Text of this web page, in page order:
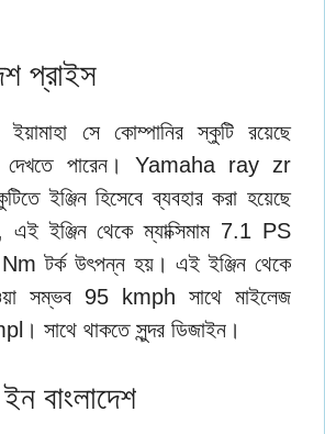
প্রাইস
ইয়ামাহা সে কোম্পানির স্কুটি রয়েছে
দেখতে পারেন। Yamaha ray zr
ইঞ্জিন হিসেবে ব্যবহার করা হয়েছে
এই ইঞ্জিন থেকে ম্যাক্সিমাম 7.1 PS
টর্ক উৎপন্ন হয়। এই ইঞ্জিন থেকে
সম্ভব 95 kmph সাথে মাইলেজ
সাথে থাকতে সুন্দর ডিজাইন।
বাংলাদেশ